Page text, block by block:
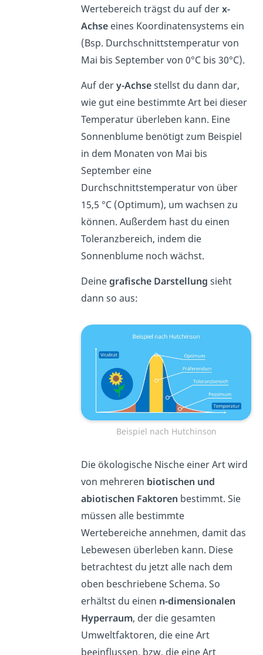
Wertebereich trägst du auf derx-
Achse eines Koordinatensystems ein
(Bsp. Durchschnittstemperatur von
Mai bis September von 0°C bis 30°C).
Auf dery-Achsestellst du dann dar,
wie gut eine bestimmte Art bei dieser
Temperatur überleben kann. Eine
Sonnenblume benötigt zum Beispiel
in dem Monaten von Mai bis
September eine
Durchschnittstemperatur von über
15,5 °C (Optimum), um wachsen zu
können. Außerdem hast du einen
Toleranzbereich, indem die
Sonnenblume noch wächst.
Deinegrafische Darstellung sieht
dann so aus:
Beispiel nach Hutchinson
Die ökologische Nische einer Art wird
von mehreren biotischen und
abiotischen Faktoren bestimmt. Sie
müssen alle bestimmte
Wertebereiche annehmen, damit das
Lebewesen überleben kann. Diese
betrachtest du jetzt alle nach dem
oben beschriebene Schema. So
erhältst du einen n-dimensionalen
Hyperraum, der die gesamten
Umweltfaktoren, die eine Art
beeinflussen, bzw. die eine Art